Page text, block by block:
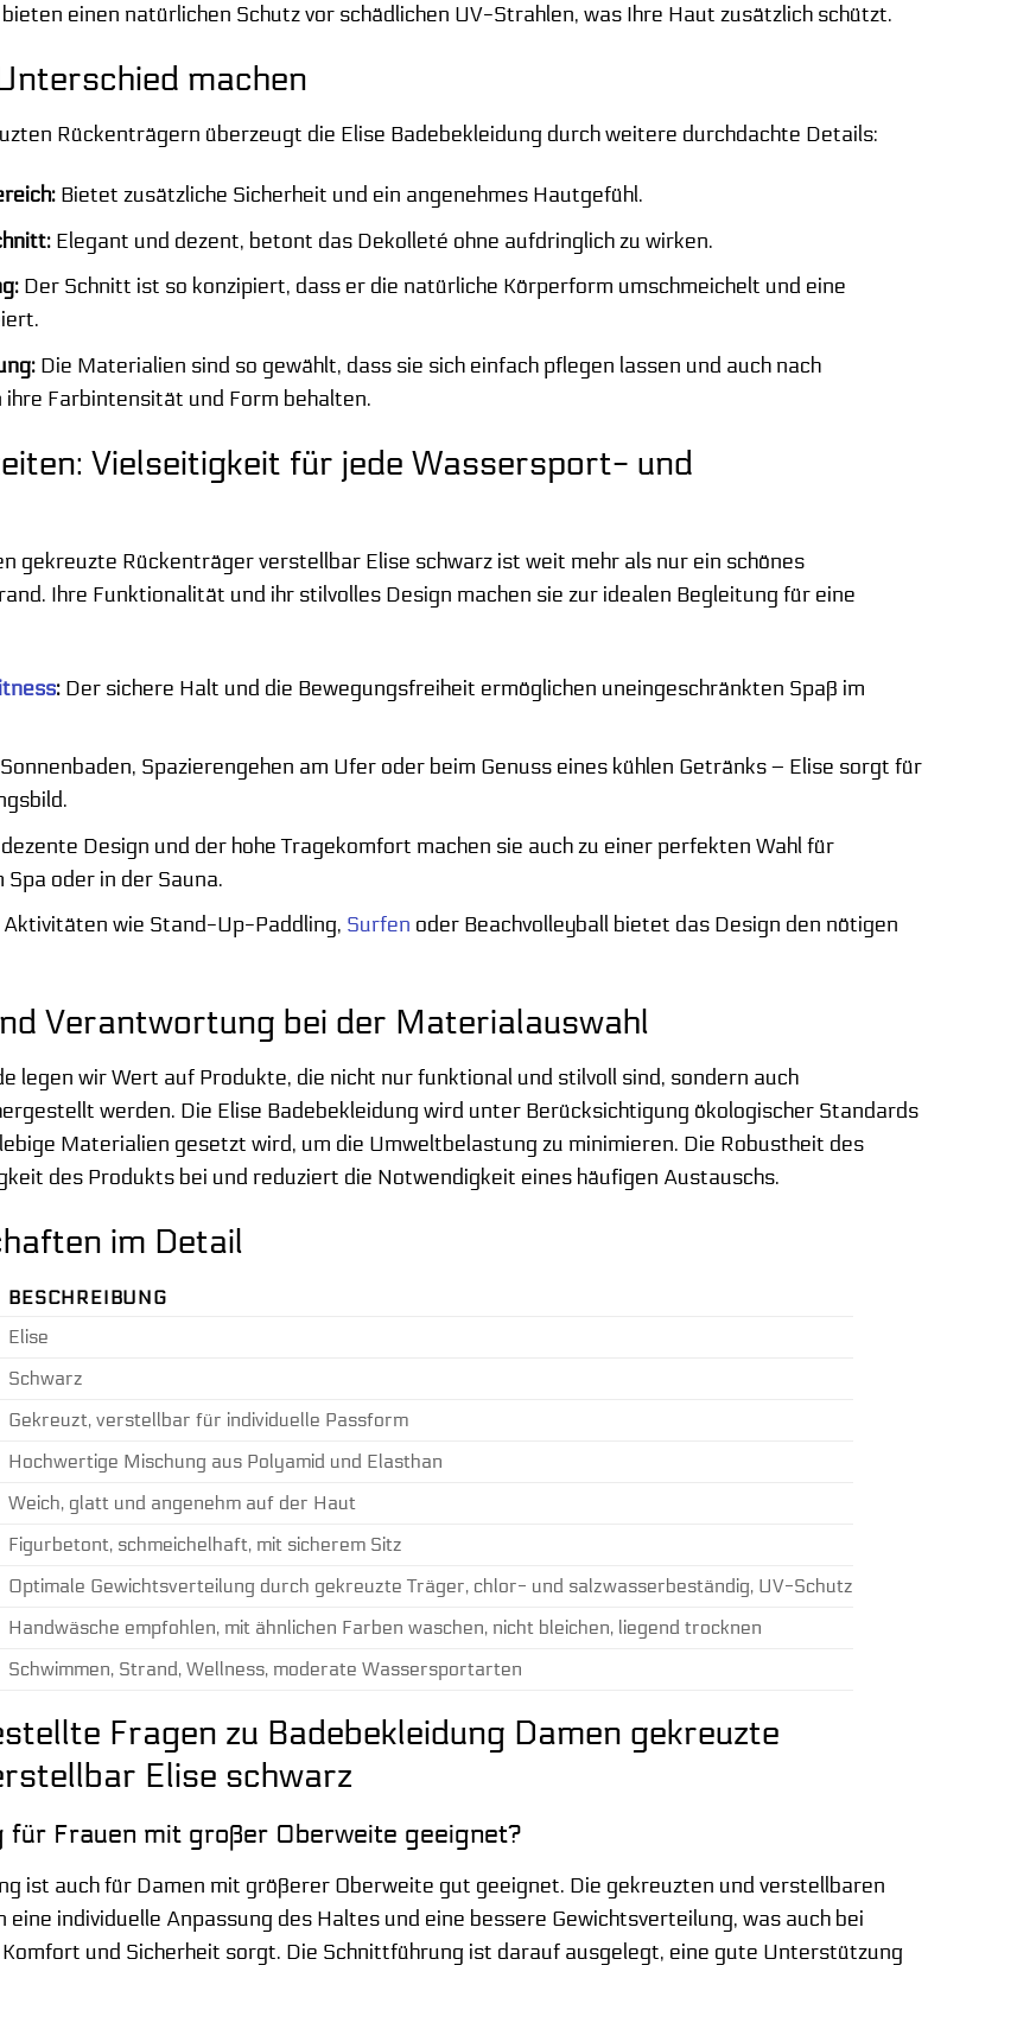
einen natürlichen Schutz vor schädlichen UV-Strahlen, was Ihre Haut zusätzlich schützt.
machen
Rückenträgern überzeugt die Elise Badebekleidung durch weitere durchdachte Details:
Bietet zusätzliche Sicherheit und ein angenehmes Hautgefühl.
Elegant und dezent, betont das Dekolleté ohne aufdringlich zu wirken.
Der Schnitt ist so konzipiert, dass er die natürliche Körperform umschmeichelt und eine
Die Materialien sind so gewählt, dass sie sich einfach pflegen lassen und auch nach
ihre Farbintensität und Form behalten.
Vielseitigkeit für jede Wassersport- und
gekreuzte Rückenträger verstellbar Elise schwarz ist weit mehr als nur ein schönes
Ihre Funktionalität und ihr stilvolles Design machen sie zur idealen Begleitung für eine
: Der sichere Halt und die Bewegungsfreiheit ermöglichen uneingeschränkten Spaß im
Spazierengehen am Ufer oder beim Genuss eines kühlen Getränks – Elise sorgt für
Design und der hohe Tragekomfort machen sie auch zu einer perfekten Wahl für
oder in der Sauna.
Aktivitäten wie Stand-Up-Paddling, Surfen oder Beachvolleyball bietet das Design den nötigen
Verantwortung bei der Materialauswahl
legen wir Wert auf Produkte, die nicht nur funktional und stilvoll sind, sondern auch
werden. Die Elise Badebekleidung wird unter Berücksichtigung ökologischer Standards
Materialien gesetzt wird, um die Umweltbelastung zu minimieren. Die Robustheit des
des Produkts bei und reduziert die Notwendigkeit eines häufigen Austauschs.
im Detail
BESCHREIBUNG
Elise
Schwarz
Gekreuzt, verstellbar für individuelle Passform
Hochwertige Mischung aus Polyamid und Elasthan
Weich, glatt und angenehm auf der Haut
Figurbetont, schmeichelhaft, mit sicherem Sitz
Optimale Gewichtsverteilung durch gekreuzte Träger, chlor- und salzwasserbeständig, UV-Schutz
Handwäsche empfohlen, mit ähnlichen Farben waschen, nicht bleichen, liegend trocknen
Schwimmen, Strand, Wellness, moderate Wassersportarten
Fragen zu Badebekleidung Damen gekreuzte
Elise schwarz
für Frauen mit großer Oberweite geeignet?
ist auch für Damen mit größerer Oberweite gut geeignet. Die gekreuzten und verstellbaren
individuelle Anpassung des Haltes und eine bessere Gewichtsverteilung, was auch bei
und Sicherheit sorgt. Die Schnittführung ist darauf ausgelegt, eine gute Unterstützung